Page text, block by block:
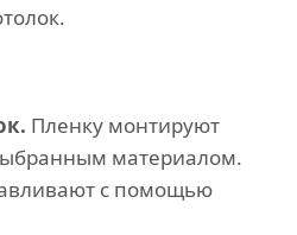
Пленку монтируют
материалом.
с помощью